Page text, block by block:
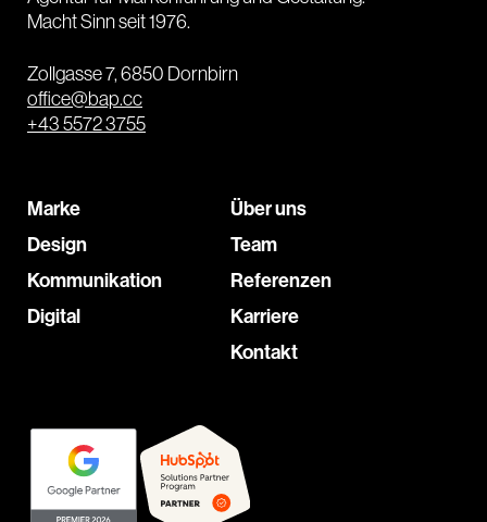
Macht Sinn seit 1976.
Zollgasse 7, 6850 Dornbirn
office@bap.cc
+43 5572 3755
Marke
Design
Kommunikation
Digital
Über uns
Team
Referenzen
Karriere
Kontakt